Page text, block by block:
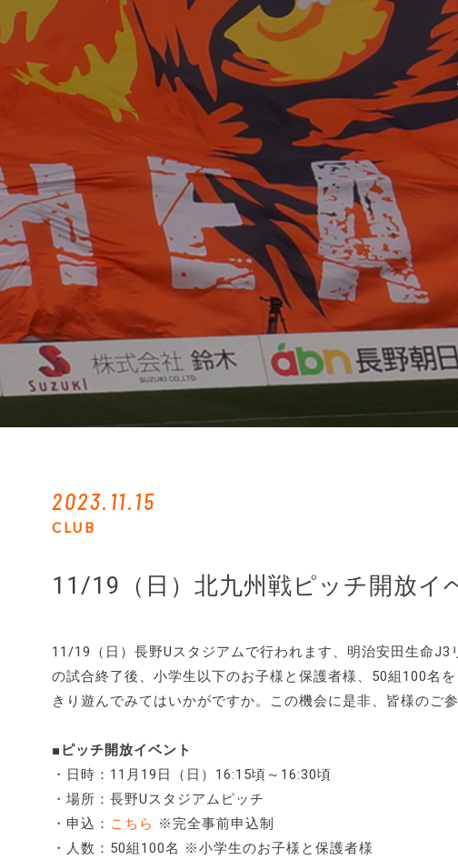
2023.11.15
CLUB
11/19（日）北九州戦ピッチ開放イ
11/19（日）長野Uスタジアムで行われます、明治安田生命
の試合終了後、小学生以下のお子様と保護者様、50組100名
きり遊んでみてはいかがですか。この機会に是非、皆様のご
■ピッチ開放イベント
・日時：11月19日（日）16:15頃～16:30頃
・場所：長野Uスタジアムピッチ
・申込： こちら ※完全事前申込制
・人数：50組100名 ※小学生のお子様と保護者様